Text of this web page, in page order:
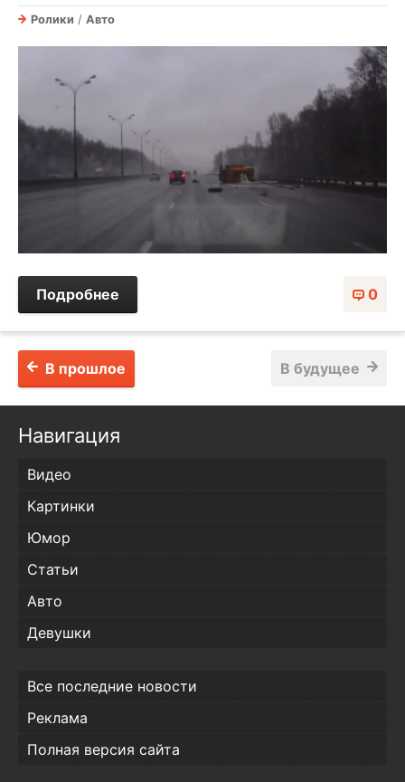
Ролики / Авто
0
Подробнее
В будущее
В прошлое
Навигация
Видео
Картинки
Юмор
Статьи
Авто
Девушки
Все последние новости
Реклама
Полная версия сайта